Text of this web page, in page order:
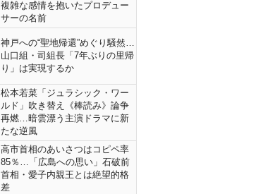
複雑な感情を抱いたプロデュー
サーの名前
神戸への“聖地帰還”めぐり騒然…
山口組・司組長「7年ぶりの里帰
り」は実現するか
松本若菜「ジュラシック・ワー
ルド」吹き替え《棒読み》論争
再燃…暗雲漂う主演ドラマに新
たな逆風
高市首相のあいさつはコピペ率
85％…「広島への思い」石破前
首相・愛子内親王とは絶望的格
差